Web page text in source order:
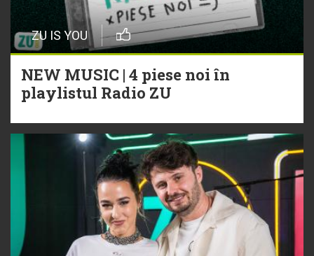
ZU IS YOU
NEW MUSIC | 4 piese noi în
playlistul Radio ZU